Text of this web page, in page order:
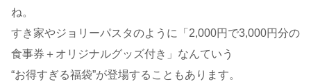
ね。
すき家やジョリーパスタのように「2,000円で3,000円分の
食事券＋オリジナルグッズ付き」なんていう
“お得すぎる福袋”が登場することもあります。